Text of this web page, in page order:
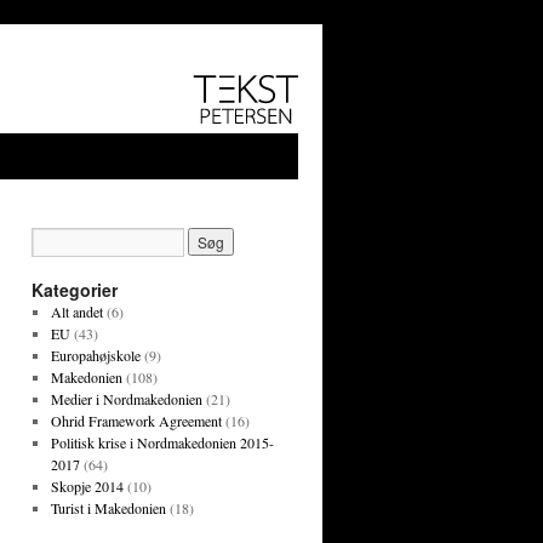
Kategorier
Alt andet(6)
EU(43)
Europahøjskole(9)
Makedonien (108)
Medier i Nordmakedonien (21)
Ohrid Framework Agreement(16)
Politisk krise i Nordmakedonien 2015-
2017(64)
Skopje 2014(10)
Turist i Makedonien (18)